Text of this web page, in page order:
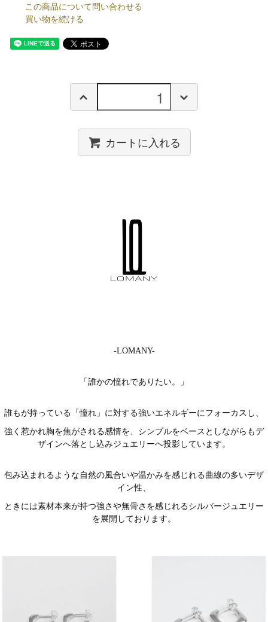
この商品について問い合わせる
買い物を続ける
カートに入れる
-LOMANY-
「誰かの憧れでありたい。」
誰もが持っている「憧れ」に対する強いエネルギーにフォーカスし、
強く惹かれ胸を焦がされる感情を、シンプルをベースとしながらもデ
ザインへ落とし込みジュエリーへ投影しています。
包み込まれるような自然の風合いや温かみを感じれる曲線の多いデザ
イン性、
ときには素材本来が持つ強さや無骨さを感じれるシルバージュエリー
を展開しております。